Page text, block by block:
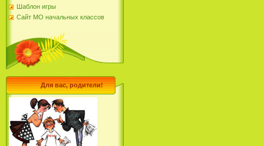
Шаблон игры
Сайт МО начальных классов
Для вас, родители!